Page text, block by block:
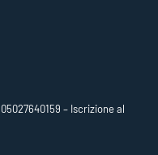
– Iscrizione al